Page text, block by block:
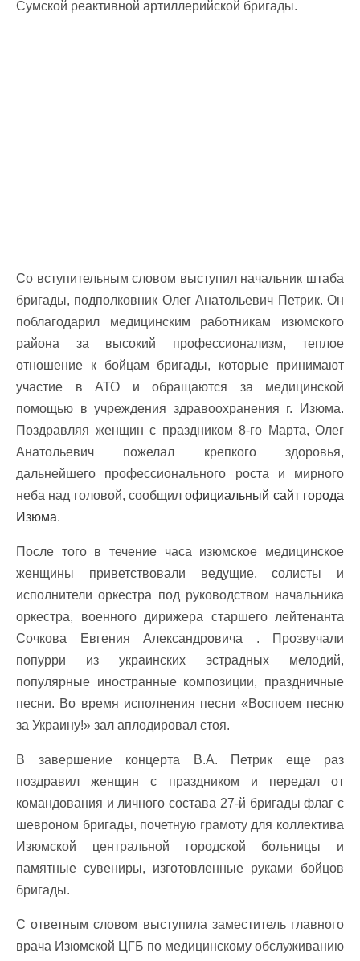
Сумской реактивной артиллерийской бригады.
Со вступительным словом выступил начальник штаба
бригады, подполковник Олег Анатольевич Петрик. Он
поблагодарил медицинским работникам изюмского
района за высокий профессионализм, теплое
отношение к бойцам бригады, которые принимают
участие в АТО и обращаются за медицинской
помощью в учреждения здравоохранения г. Изюма.
Поздравляя женщин с праздником 8-го Марта, Олег
Анатольевич пожелал крепкого здоровья,
дальнейшего профессионального роста и мирного
неба над головой, сообщилофициальный сайт города
Изюма.
После того в течение часа изюмское медицинское
женщины приветствовали ведущие, солисты и
исполнители оркестра под руководством начальника
оркестра, военного дирижера старшего лейтенанта
Сочкова Евгения Александровича . Прозвучали
попурри из украинских эстрадных мелодий,
популярные иностранные композиции, праздничные
песни. Во время исполнения песни «Воспоем песню
за Украину!» зал аплодировал стоя.
В завершение концерта В.А. Петрик еще раз
поздравил женщин с праздником и передал от
командования и личного состава 27-й бригады флаг с
шевроном бригады, почетную грамоту для коллектива
Изюмской центральной городской больницы и
памятные сувениры, изготовленные руками бойцов
бригады.
С ответным словом выступила заместитель главного
врача Изюмской ЦГБ по медицинскому обслуживанию